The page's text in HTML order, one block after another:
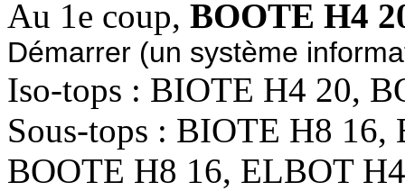
Au 1e coup, BOOTE H4
Démarrer (un système
Iso-tops : BIOTE H4 20,
Sous-tops : BIOTE H8
BOOTE H8 16, ELBOT